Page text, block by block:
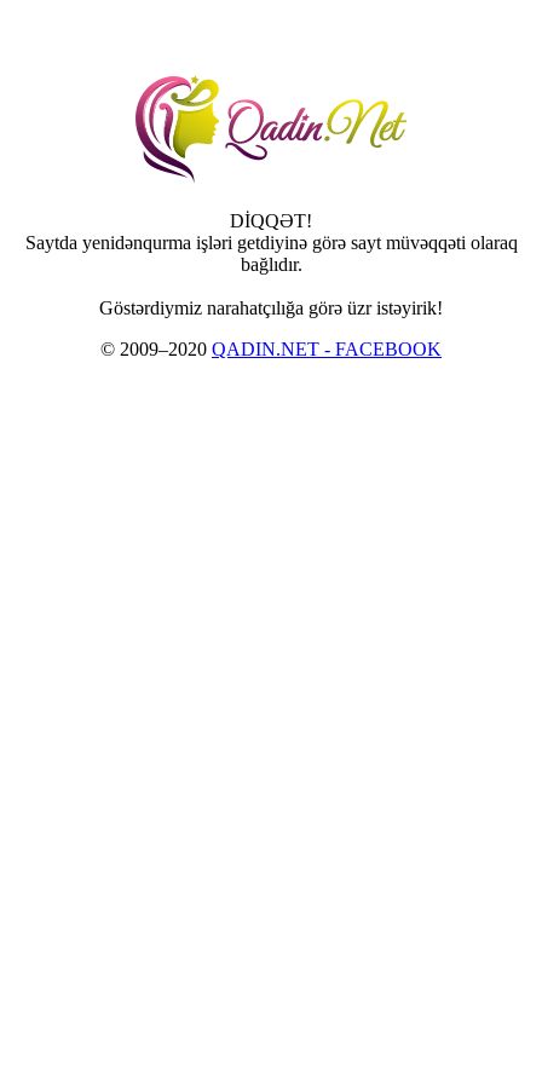
DİQQƏT!
Saytda yenidənqurma işləri getdiyinə görə sayt müvəqqəti olaraq
bağlıdır.
Göstərdiymiz narahatçılığa görə üzr istəyirik!
© 2009–2020 QADIN.NET - FACEBOOK